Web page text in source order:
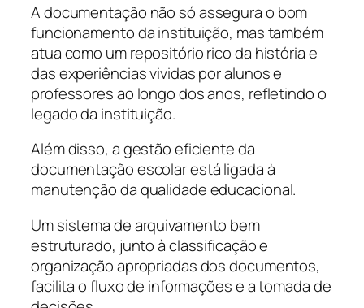
A documentação não só assegura o bom
funcionamento da instituição, mas também
atua como um repositório rico da história e
das experiências vividas por alunos e
professores ao longo dos anos, refletindo o
legado da instituição.
Além disso, a gestão eficiente da
documentação escolar está ligada à
manutenção da qualidade educacional.
Um sistema de arquivamento bem
estruturado, junto à classificação e
organização apropriadas dos documentos,
facilita o fluxo de informações e a tomada de